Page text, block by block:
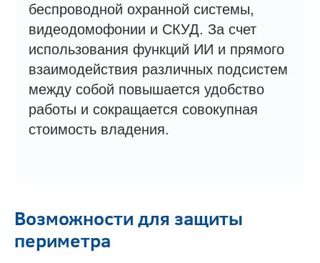
беспроводной охранной системы,
видеодомофонии и СКУД. За счет
использования функций ИИ и прямого
взаимодействия различных подсистем
между собой повышается удобство
работы и сокращается совокупная
стоимость владения.
Возможности для защиты
периметра